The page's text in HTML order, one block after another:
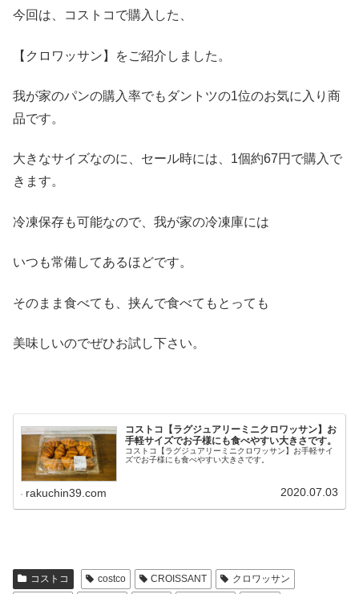
今回は、コストコで購入した、
【クロワッサン】をご紹介しました。
我が家のパンの購入率でもダントツの1位のお気に入り商
品です。
大きなサイズなのに、セール時には、1個約67円で購入で
きます。
冷凍保存も可能なので、我が家の冷凍庫には
いつも常備してあるほどです。
そのまま食べても、挟んで食べてもとっても
美味しいのでぜひお試し下さい。
コストコ【ラグジュアリーミニクロワッサン】お
手軽サイズでお子様にも食べやすい大きさです。
コストコ【ラグジュアリーミニクロワッサン】お手軽サイ
ズでお子様にも食べやすい大きさです。
rakuchin39.com 2020.07.03
コストコ costco CROISSANT クロワッサン